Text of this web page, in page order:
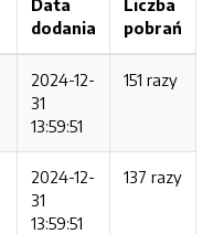
Data
dodania
Liczba
pobrań
2024-12-
31
13:59:51
151 razy
2024-12-
31
13:59:51
137 razy